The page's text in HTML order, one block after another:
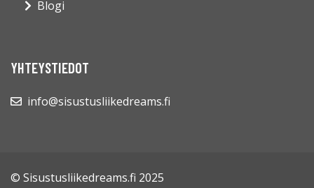
Blogi
YHTEYSTIEDOT
info@sisustusliikedreams.fi
© Sisustusliikedreams.fi 2025